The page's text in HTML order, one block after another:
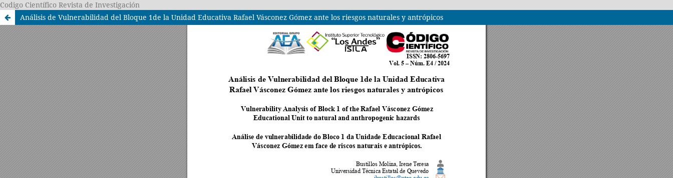
Codigo Científico Revista de Investigación
Análisis de Vulnerabilidad del Bloque 1de la Unidad Educativa Rafael Vásconez Gómez ante los riesgos naturales y antrópicos